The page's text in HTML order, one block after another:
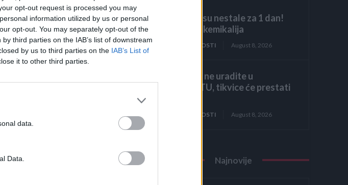
opt-out request is processed you may
information utilized by us or personal
opt-out. You may separately opt-out of the
third parties on the IAB’s list of downstream
by us to third parties on the IAB’s List of
it to other third parties.
data.
Data.
Stjenice su nestale za 1 dan!
Bolje od kemikalija
ZANIMLJIVOSTI August 8, 2026
Ako ovo ne uradite u
AUGUSTU, tikvice će prestati
ZANIMLJIVOSTI August 8, 2026
Najnovije